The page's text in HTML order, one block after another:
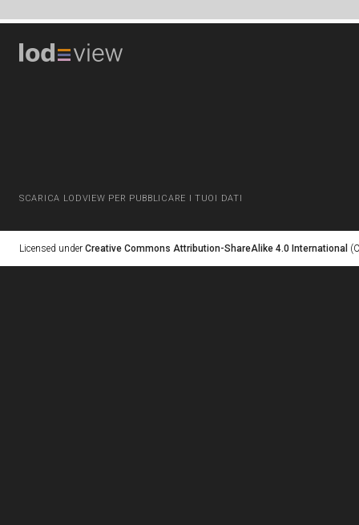
SCARICA LODVIEW PER PUBBLICARE I TUOI DATI
Licensed under Creative Commons Attribution-ShareAlike 4.0 International